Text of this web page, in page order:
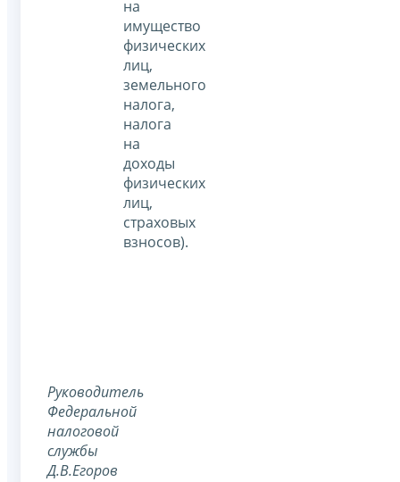
на
имущество
физических
лиц,
земельного
налога,
налога
на
доходы
физических
лиц,
страховых
взносов).
Руководитель
Федеральной
налоговой
службы
Д.В.Егоров